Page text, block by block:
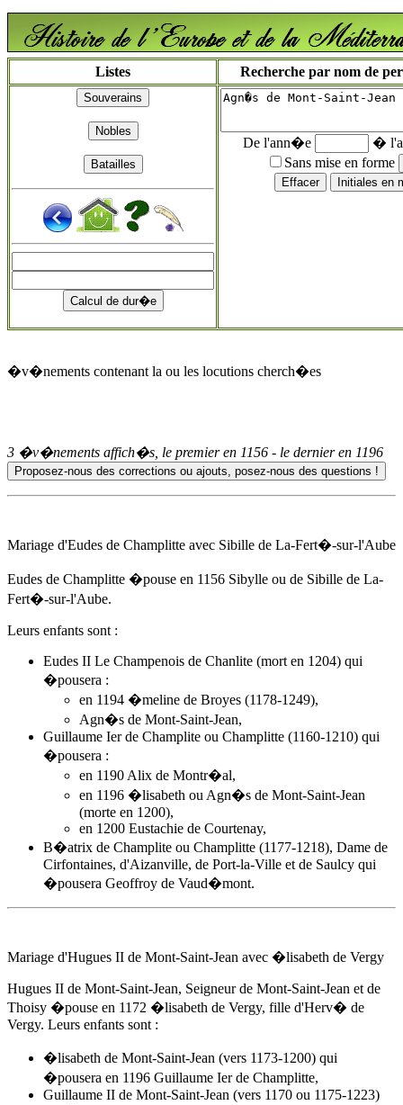
Listes Recherche par nom de
De l'ann�e
�
Sans mise en forme
�v�nements contenant la ou les locutions cherch�es
3 �v�nements affich�s, le premier en 1156 - le dernier en 1196
Mariage d'Eudes de Champlitte avec Sibille de La-Fert�-sur-l'Aube
Eudes de Champlitte �pouse en 1156 Sibylle ou de Sibille de La-
Fert�-sur-l'Aube.
Leurs enfants sont :
Eudes II Le Champenois de Chanlite (mort en 1204) qui
�pousera :
en 1194 �meline de Broyes (1178-1249),
Agn�s de Mont-Saint-Jean,
Guillaume Ier de Champlite ou Champlitte (1160-1210) qui
�pousera :
en 1190 Alix de Montr�al,
en 1196 �lisabeth ou Agn�s de Mont-Saint-Jean
(morte en 1200),
en 1200 Eustachie de Courtenay,
B�atrix de Champlite ou Champlitte (1177-1218), Dame de
Cirfontaines, d'Aizanville, de Port-la-Ville et de Saulcy qui
�pousera Geoffroy de Vaud�mont.
Mariage d'Hugues II de Mont-Saint-Jean avec �lisabeth de Vergy
Hugues II de Mont-Saint-Jean, Seigneur de Mont-Saint-Jean et de
Thoisy �pouse en 1172 �lisabeth de Vergy, fille d'Herv� de
Vergy. Leurs enfants sont :
�lisabeth de Mont-Saint-Jean (vers 1173-1200) qui
�pousera en 1196 Guillaume Ier de Champlitte,
Guillaume II de Mont-Saint-Jean (vers 1170 ou 1175-1223)